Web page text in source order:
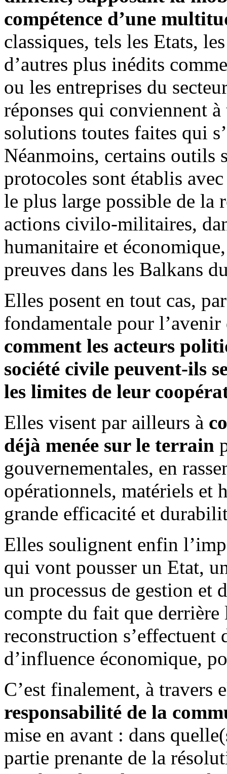
compétence d’une
classiques, tels les Etats,
d’autres plus inédits
ou les entreprises du
réponses qui conviennent
solutions toutes faites qui
Néanmoins, certains outils
protocoles sont établis
le plus large possible de la
actions civilo-militaires,
humanitaire et
preuves dans les Balkans
Elles posent en tout cas,
fondamentale pour
comment les acteurs
société civile peuvent-ils
les limites de leur
Elles visent par ailleurs à
déjà menée sur le terrain
gouvernementales, en
opérationnels, matériels et
grande efficacité et
Elles soulignent enfin
qui vont pousser un Etat,
un processus de gestion et
compte du fait que
reconstruction s’effectuent
d’influence économique,
C’est finalement, à travers
responsabilité de la
mise en avant : dans
partie prenante de la